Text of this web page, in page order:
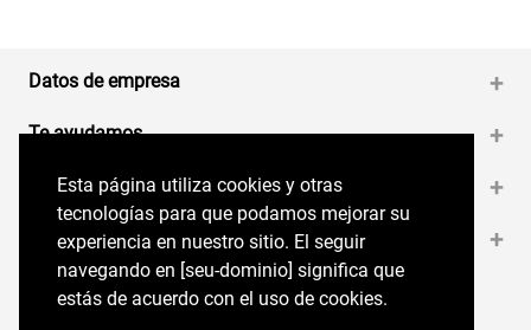
Esta página utiliza cookies y otras
tecnologías para que podamos mejorar su
experiencia en nuestro sitio. El seguir
navegando en perryellis.cl significa que estás
de acuerdo con el uso de cookies.
Esta página utiliza cookies y otras
tecnologías para que podamos mejorar su
experiencia en nuestro sitio. El seguir
navegando en [seu-dominio] significa que
estás de acuerdo con el uso de cookies.
Datos de empresa +
Te ayudamos +
Medios de pago +
Contáctanos +
Síguenos en nuestras RRSS